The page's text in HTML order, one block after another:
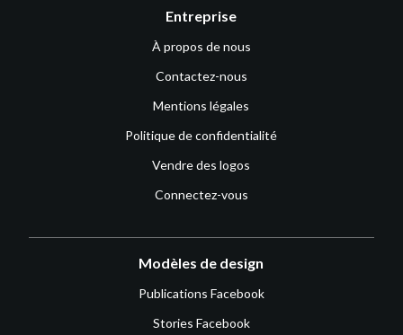
Entreprise
À propos de nous
Contactez-nous
Mentions légales
Politique de confidentialité
Vendre des logos
Connectez-vous
Modèles de design
Publications Facebook
Stories Facebook